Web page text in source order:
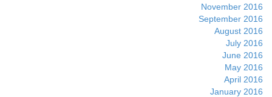
November 2016
September 2016
August 2016
July 2016
June 2016
May 2016
April 2016
January 2016